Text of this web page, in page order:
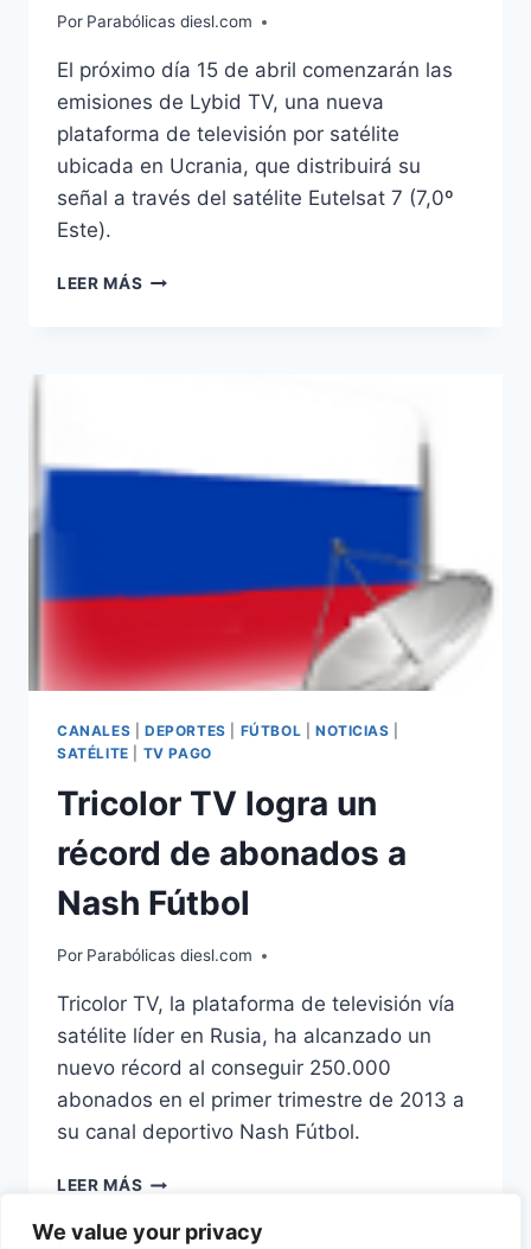
We value your privacy
Por Parabólicas diesl.com
El próximo día 15 de abril comenzarán las
emisiones de Lybid TV, una nueva
plataforma de televisión por satélite
ubicada en Ucrania, que distribuirá su
señal a través del satélite Eutelsat 7 (7,0º
Este).
LEER MÁS NUEVA
CANALES DEPORTES FÚTBOL NOTICIAS
SATÉLITE
TV PAGO
Tricolor TV logra un
récord de abonados a
Nash Fútbol
Por Parabólicas diesl.com
Tricolor TV, la plataforma de televisión vía
satélite líder en Rusia, ha alcanzado un
nuevo récord al conseguir 250.000
abonados en el primer trimestre de 2013 a
su canal deportivo Nash Fútbol.
LEER MÁS TRICOLOR
LOGRA